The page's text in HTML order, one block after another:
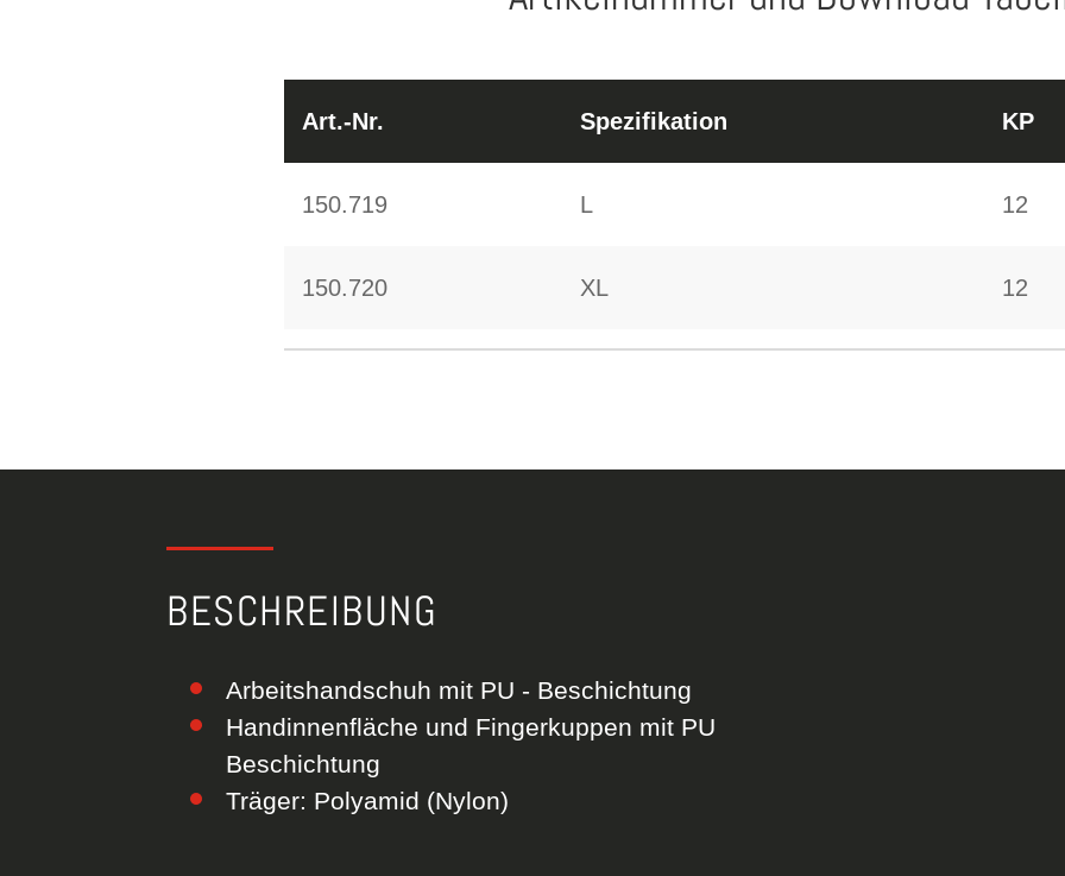
Art.-Nr. Spezifikation KP
150.719 L 12
150.720 XL 12
BESCHREIBUNG
Arbeitshandschuh mit PU - Beschichtung
Handinnenfläche und Fingerkuppen mit PU
Beschichtung
Träger: Polyamid (Nylon)